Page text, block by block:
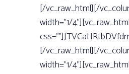
[/vc_raw_html][/
width=”1/4”][vc_raw_html
[/vc_raw_html][/
width=”1/4”][vc_raw_html